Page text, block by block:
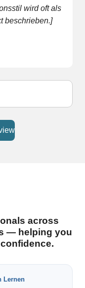
wird oft als
beschrieben.]
across
— helping you
Lernen